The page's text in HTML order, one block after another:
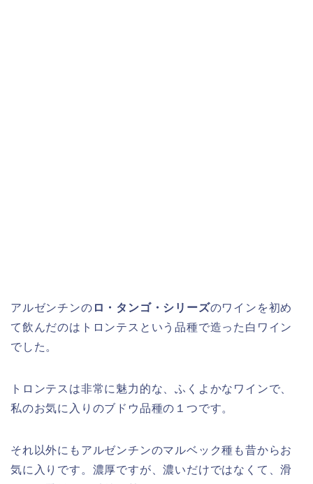
アルゼンチンの ロ・タンゴ・シリーズのワインを初め
て飲んだのはトロンテスという品種で造った白ワイン
でした。
トロンテスは非常に魅力的な、ふくよかなワインで、
私のお気に入りのブドウ品種の１つです。
それ以外にもアルゼンチンのマルベック種も昔からお
気に入りです。濃厚ですが、濃いだけではなくて、滑